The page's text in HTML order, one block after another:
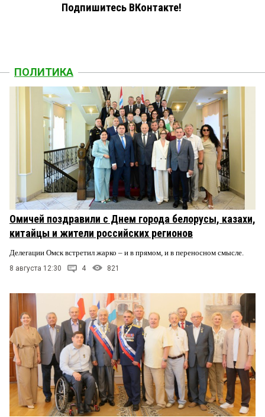
Подпишитесь ВКонтакте!
ПОЛИТИКА
Омичей поздравили с Днем города белорусы, казахи,
китайцы и жители российских регионов
Делегации Омск встретил жарко – и в прямом, и в переносном смысле.
8 августа 12:30 4 821